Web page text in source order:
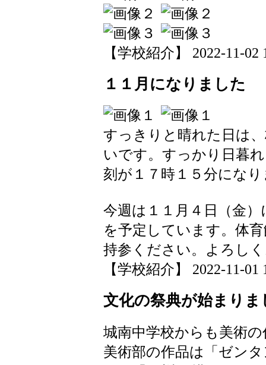
【学校紹介】 2022-11-02
１１月になりました
すっきりと晴れた日は
いです。すっかり日暮
刻が１７時１５分にな
今週は１１月４日（金
を予定しています。体
持参ください。よろし
【学校紹介】 2022-11-01
文化の祭典が始まりま
城南中学校からも美術
美術部の作品は「ゼン